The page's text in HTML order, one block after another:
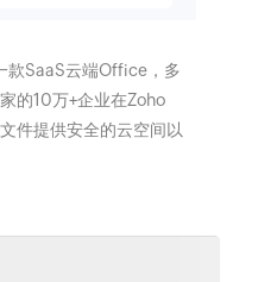
款SaaS云端Office，多
的10万+企业在Zoho
件提供安全的云空间以